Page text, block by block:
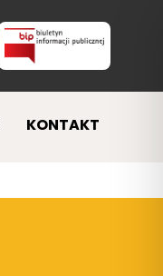
KONTAKT